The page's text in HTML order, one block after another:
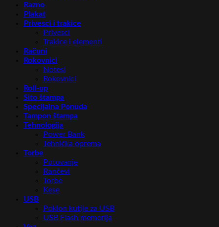
Razno
Plakat
Privesci i trakice
Privesci
Trakice i elementi
Računi
Rokovnici
Notesi
Rokovnici
Roll-up
Sito štampa
Specijalna Ponuda
Tampon štampa
Tehnologija
Power Bank
Tehnička oprema
Torbe
Putovanje
Rančevi
Torbe
Kese
USB
Poklon kutije za USB
USB Flash memorija